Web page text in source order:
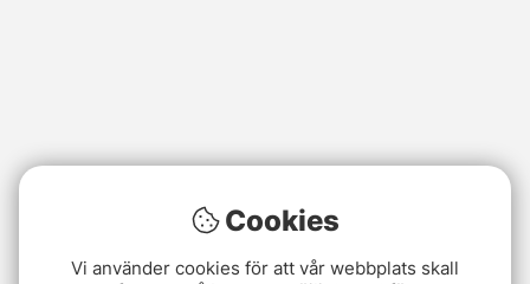
Cookies
Vi använder cookies för att vår webbplats skall